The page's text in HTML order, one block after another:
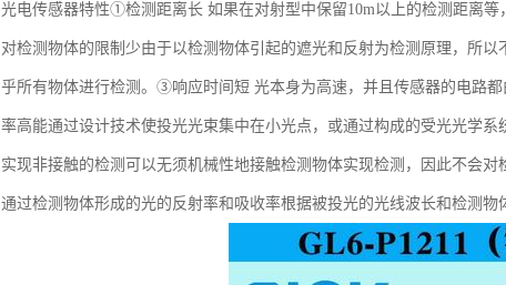
光电传感器特性①检测距离长 如果在对射型中保留10m以上的检测距离
对检测物体的限制少由于以检测物体引起的遮光和反射为检测原理，所
乎所有物体进行检测。③响应时间短 光本身为高速，并且传感器的电路
率高能通过设计技术使投光光束集中在小光点，或通过构成的受光光学
实现非接触的检测可以无须机械性地接触检测物体实现检测，因此不会
通过检测物体形成的光的反射率和吸收率根据被投光的光线波长和检测